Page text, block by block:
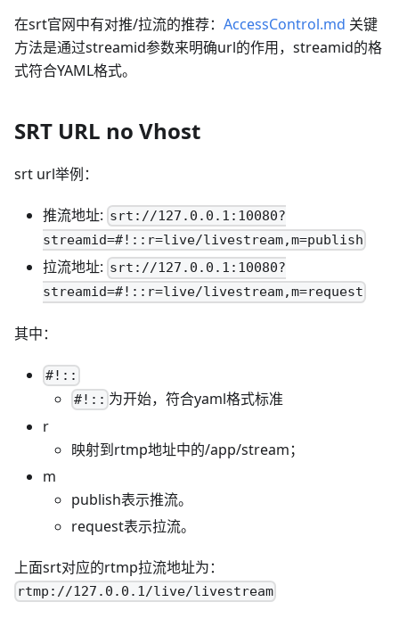
在srt官网中有对推/拉流的推荐： AccessControl.md 关键
方法是通过streamid参数来明确url的作用，streamid的格
式符合YAML格式。
SRT URL no Vhost
srt url举例：
推流地址: srt://127.0.0.1:10080?
streamid=#!::r=live/livestream,m=publish
拉流地址: srt://127.0.0.1:10080?
streamid=#!::r=live/livestream,m=request
其中：
#!::
#!:: 为开始，符合yaml格式标准
r
映射到rtmp地址中的/app/stream；
m
publish表示推流。
request表示拉流。
上面srt对应的rtmp拉流地址为：
rtmp://127.0.0.1/live/livestream